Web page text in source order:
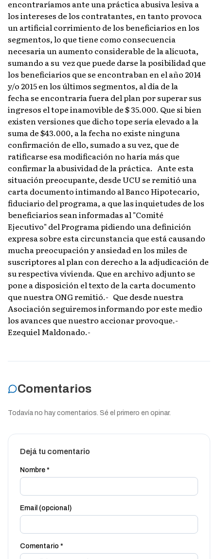
encontraríamos ante una práctica abusiva lesiva a
los intereses de los contratantes, en tanto provoca
un artificial corrimiento de los beneficiarios en los
segmentos, lo que tiene como consecuencia
necesaria un aumento considerable de la alícuota,
sumando a su vez que puede darse la posibilidad que
los beneficiarios que se encontraban en el año 2014
y/o 2015 en los últimos segmentos, al día de la
fecha se encontraría fuera del plan por superar sus
ingresos el tope inamovible de $ 35.000. Que si bien
existen versiones que dicho tope sería elevado a la
suma de $43.000, a la fecha no existe ninguna
confirmación de ello, sumado a su vez, que de
ratificarse esa modificación no haría más que
confirmar la abusividad de la práctica. Ante esta
situación preocupante, desde UCU se remitió una
carta documento intimando al Banco Hipotecario,
fiduciario del programa, a que las inquietudes de los
beneficiarios sean informadas al "Comité
Ejecutivo" del Programa pidiendo una definición
expresa sobre esta circunstancia que está causando
mucha preocupación y ansiedad en los miles de
suscriptores al plan con derecho a la adjudicación de
su respectiva vivienda. Que en archivo adjunto se
pone a disposición el texto de la carta documento
que nuestra ONG remitió.- Que desde nuestra
Asociación seguiremos informando por este medio
los avances que nuestro accionar provoque.-
Ezequiel Maldonado.-
Comentarios
Todavía no hay comentarios. Sé el primero en opinar.
Dejá tu comentario
Nombre *
Email (opcional)
Comentario *